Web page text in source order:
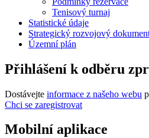
Tenisový turnaj
Statistické údaje
Strategický rozvojový
Územní plán
Přihlášení k odběru
Dostávejte informace z našeho webu
Chci se zaregistrovat
Mobilní aplikace